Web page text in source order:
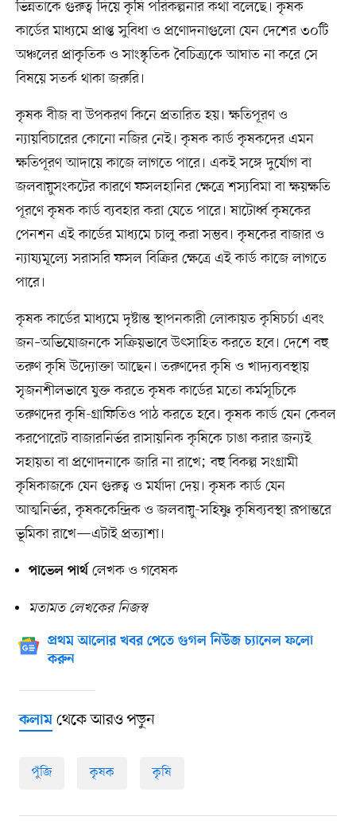
ভিন্নতাকে গুরুত্ব দিয়ে কৃষি পরিকল্পনার কথা বলেছে। কৃষক
কার্ডের মাধ্যমে প্রাপ্ত সুবিধা ও প্রণোদনাগুলো যেন দেশের ৩০টি
অঞ্চলের প্রাকৃতিক ও সাংস্কৃতিক বৈচিত্র্যকে আঘাত না করে সে
বিষয়ে সতর্ক থাকা জরুরি।
কৃষক বীজ বা উপকরণ কিনে প্রতারিত হয়। ক্ষতিপূরণ ও
ন্যায়বিচারের কোনো নজির নেই। কৃষক কার্ড কৃষকদের এমন
ক্ষতিপূরণ আদায়ে কাজে লাগতে পারে। একই সঙ্গে দুর্যোগ বা
জলবায়ুসংকটের কারণে ফসলহানির ক্ষেত্রে শস্যবিমা বা ক্ষয়ক্ষতি
পূরণে কৃষক কার্ড ব্যবহার করা যেতে পারে। ষাটোর্ধ্ব কৃষকের
পেনশন এই কার্ডের মাধ্যমে চালু করা সম্ভব। কৃষকের বাজার ও
ন্যায্যমূল্যে সরাসরি ফসল বিক্রির ক্ষেত্রে এই কার্ড কাজে লাগতে
পারে।
কৃষক কার্ডের মাধ্যমে দৃষ্টান্ত স্থাপনকারী লোকায়ত কৃষিচর্চা এবং
জন–অভিযোজনকে সক্রিয়ভাবে উৎসাহিত করতে হবে। দেশে বহু
তরুণ কৃষি উদ্যোক্তা আছেন। তরুণদের কৃষি ও খাদ্যব্যবস্থায়
সৃজনশীলভাবে যুক্ত করতে কৃষক কার্ডের মতো কর্মসূচিকে
তরুণদের কৃষি-গ্রাফিতিও পাঠ করতে হবে। কৃষক কার্ড যেন কেবল
করপোরেট বাজারনির্ভর রাসায়নিক কৃষিকে চাঙা করার জন্যই
সহায়তা বা প্রণোদনাকে জারি না রাখে; বহু বিকল্প সংগ্রামী
কৃষিকাজকে যেন গুরুত্ব ও মর্যাদা দেয়। কৃষক কার্ড যেন
আত্মনির্ভর, কৃষককেন্দ্রিক ও জলবায়ু-সহিষ্ণু কৃষিব্যবস্থা রূপান্তরে
ভূমিকা রাখে—এটাই প্রত্যাশা।
পাভেল পার্থলেখক ও গবেষক
মতামত লেখকের নিজস্ব
প্রথম আলোর খবর পেতে গুগল নিউজ চ্যানেল ফলো
করুন
কলামথেকে আরও পড়ুন
পুঁজি কৃষক কৃষি